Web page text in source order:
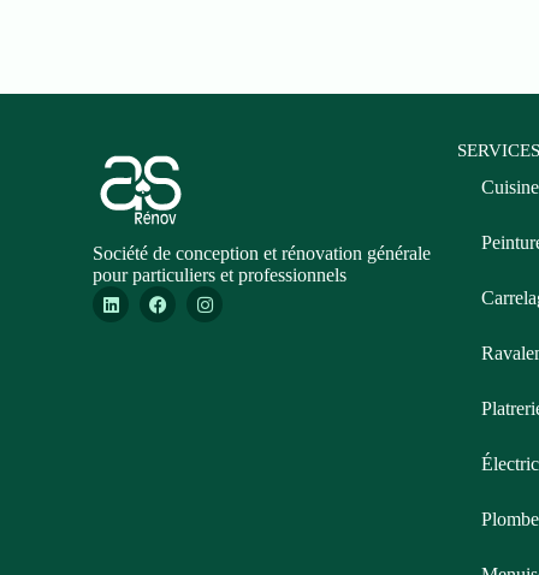
Société de conception et rénovation générale
pour particuliers et professionnels
SERVICES
Cuisine